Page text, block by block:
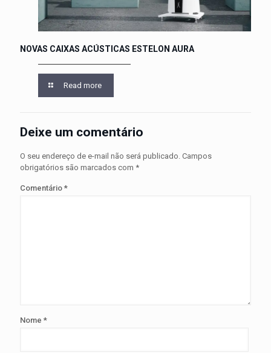
NOVAS CAIXAS ACÚSTICAS ESTELON AURA
Read more
Deixe um comentário
O seu endereço de e-mail não será publicado. Campos
obrigatórios são marcados com *
Comentário *
Nome *